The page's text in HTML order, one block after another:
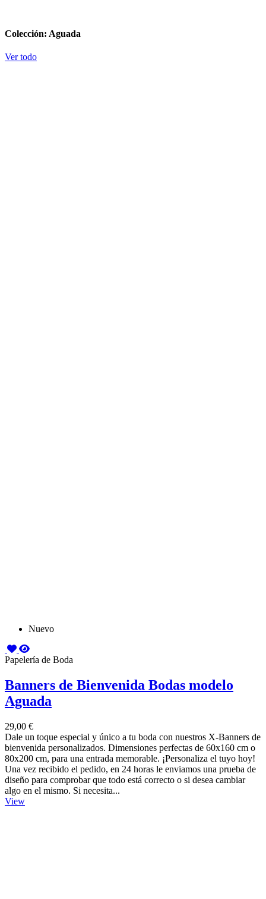
Colección: Aguada
Ver todo
Nuevo
Papelería de Boda
Banners de Bienvenida Bodas modelo
Aguada
29,00 €
Dale un toque especial y único a tu boda con nuestros X-Banners de
bienvenida personalizados. Dimensiones perfectas de 60x160 cm o
80x200 cm, para una entrada memorable. ¡Personaliza el tuyo hoy!
Una vez recibido el pedido, en 24 horas le enviamos una prueba de
diseño para comprobar que todo está correcto o si desea cambiar
algo en el mismo. Si necesita...
View